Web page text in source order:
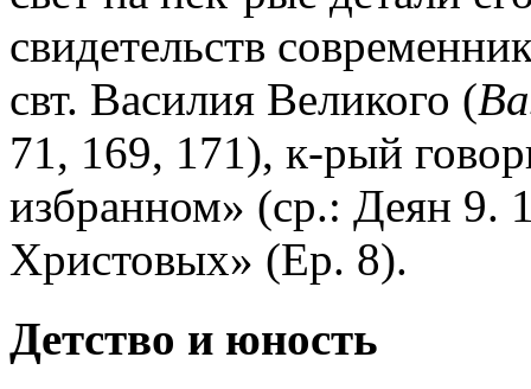
свидетельств
свт. Василия Великого (
71, 169, 171), к-рый
избранном» (ср.: Деян 9.
Христовых» (Ep. 8).
Детство и юность